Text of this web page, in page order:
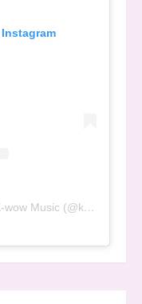
Una publicación compartida por K-wow Music (@kwowwmusic)